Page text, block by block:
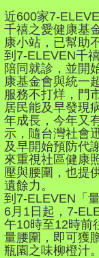
近600家7-
千禧之愛健康基
康小站，已幫助
到7-ELEVEN千
陪同就診，並開
康基金會與統一
服務不打烊，門
居民能及早發現
年成長，今年又
示，隨台灣社會
及早開始預防代
來重視社區健康
壓與腰圍，也提
遺餘力。
到7-ELEVEN「
6月1日起，7-
午10時至12時前
量腰圍，即可獲
瓶園之味柳橙汁